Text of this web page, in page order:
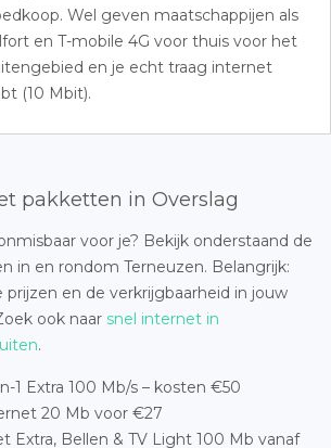
Wel geven maatschappijen als
en T-mobile 4G voor thuis voor het
en je echt traag internet
(10 Mbit).
pakketten in Overslag
voor je? Bekijk onderstaand de
in en rondom Terneuzen. Belangrijk:
prijzen en de verkrijgbaarheid in jouw
ook naar snel internet in
.
1 Extra 100 Mb/s – kosten €50
20 Mb voor €27
Extra, Bellen & TV Light 100 Mb vanaf